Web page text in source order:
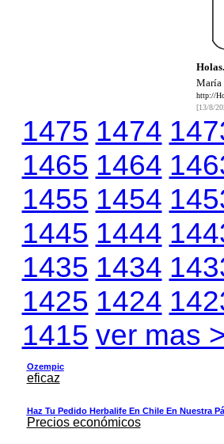
María
http://
[13/8/
1475 1474
1465 1464
1455 1454
1445 1444
1435 1434
1425 1424
1415 ver mas
Ozempic
eficaz
Haz Tu Pedido Herbalife En Chile En Nuestra
Precios económicos